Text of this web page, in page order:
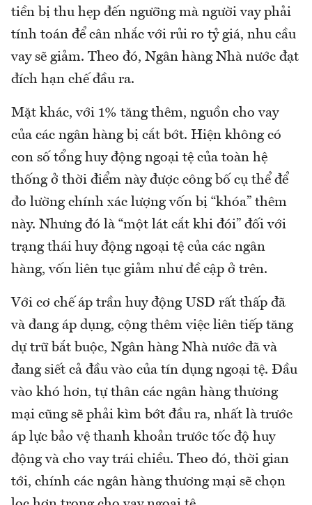
tiền bị thu hẹp đến ngưỡng mà người vay phải
tính toán để cân nhắc với rủi ro tỷ giá, nhu cầu
vay sẽ giảm. Theo đó, Ngân hàng Nhà nước đạt
đích hạn chế đầu ra.
Mặt khác, với 1% tăng thêm, nguồn cho vay
của các ngân hàng bị cắt bớt. Hiện không có
con số tổng huy động ngoại tệ của toàn hệ
thống ở thời điểm này được công bố cụ thể để
đo lường chính xác lượng vốn bị “khóa” thêm
này. Nhưng đó là “một lát cắt khi đói” đối với
trạng thái huy động ngoại tệ của các ngân
hàng, vốn liên tục giảm như đề cập ở trên.
Với cơ chế áp trần huy động USD rất thấp đã
và đang áp dụng, cộng thêm việc liên tiếp tăng
dự trữ bắt buộc, Ngân hàng Nhà nước đã và
đang siết cả đầu vào của tín dụng ngoại tệ. Đầu
vào khó hơn, tự thân các ngân hàng thương
mại cũng sẽ phải kìm bớt đầu ra, nhất là trước
áp lực bảo vệ thanh khoản trước tốc độ huy
động và cho vay trái chiều. Theo đó, thời gian
tới, chính các ngân hàng thương mại sẽ chọn